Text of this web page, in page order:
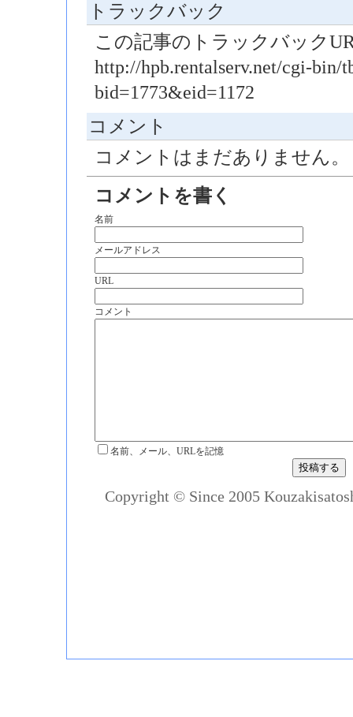
トラックバック
この記事のトラックバック
http://hpb.rentalserv.net/cgi-bin/
bid=1773&eid=1172
コメント
コメントはまだありません。
コメントを書く
名前
メールアドレス
URL
コメント
名前、メール、URLを記憶
Copyright © Since 2005